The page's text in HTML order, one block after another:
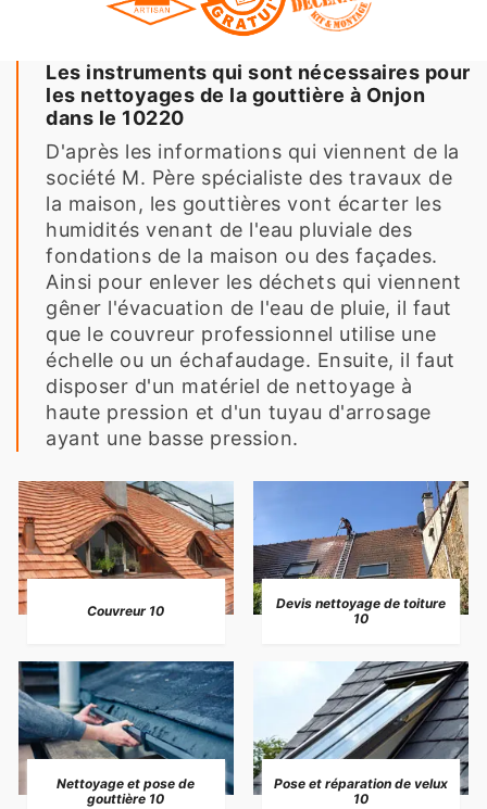
Les instruments qui sont nécessaires pour
les nettoyages de la gouttière à Onjon
dans le 10220
D'après les informations qui viennent de la
société M. Père spécialiste des travaux de
la maison, les gouttières vont écarter les
humidités venant de l'eau pluviale des
fondations de la maison ou des façades.
Ainsi pour enlever les déchets qui viennent
gêner l'évacuation de l'eau de pluie, il faut
que le couvreur professionnel utilise une
échelle ou un échafaudage. Ensuite, il faut
disposer d'un matériel de nettoyage à
haute pression et d'un tuyau d'arrosage
ayant une basse pression.
Couvreur 10
Devis nettoyage de toiture
10
Nettoyage et pose de
gouttière 10
Pose et réparation de velux
10